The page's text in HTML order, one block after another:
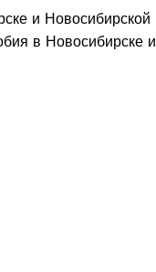
и Новосибирской
в Новосибирске и